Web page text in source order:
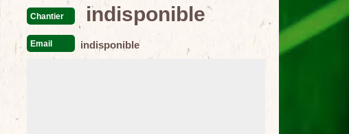
Chantier indisponible
Email indisponible